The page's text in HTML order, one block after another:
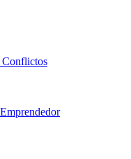
Conflictos